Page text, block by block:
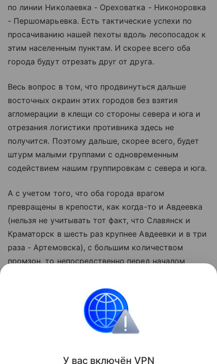
по линии Николаевка - Ореховатка - Никоноровка
- Першомарьевка. Есть тактические успехи по
просачиванию нашей пехоты вдоль лесопосадок к
этим населенным пунктам. И скорее всего оба
города будут отрезать друг от друга.
Весь вопрос в том, что продвинуться дальше
восточных окраин этих городов без взятия
агломерации в клещи со стороны севера и юга и
отрезания логистики противника здесь не
получится. Поэтому дальше, скорее всего, будет
штурм малыми группами с одновременным
содействием нашим группировкам с севера и юга.
А с учетом того, что оба города врагом
превращены в крепости, как когда-то и Авдеевка
(нельзя не учитывать тот факт, что Славянск и
Краматорск в шесть раз крупнее Авдеевки и в три
раза - Артемовска), с большим количеством
промзон, то непосредственно перед началом
артиллерия будут поддерживать наземные
Подготовил Андрей Полынский
Поделиться
У вас включён VPN